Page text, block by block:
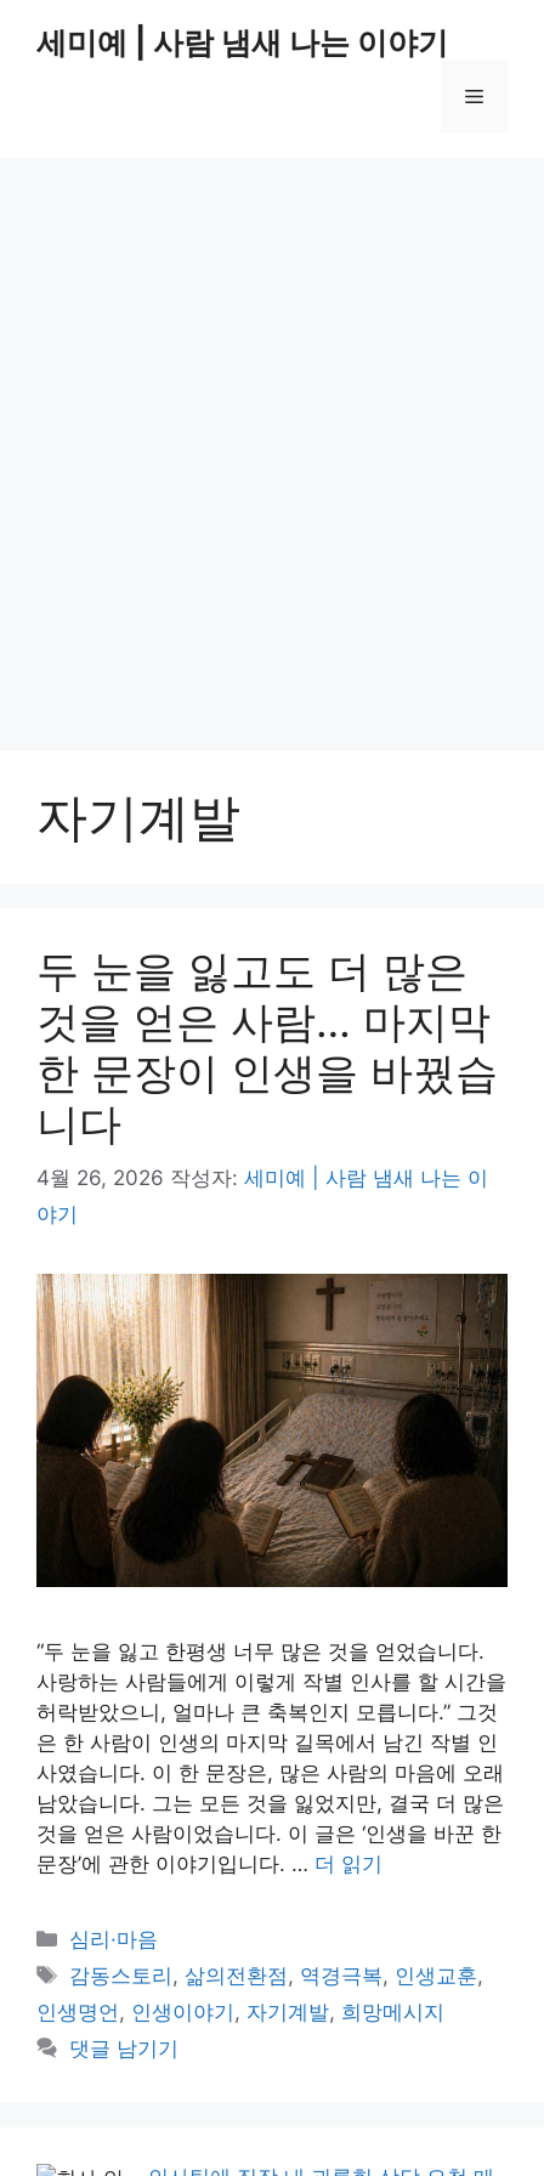
세미예 | 사람 냄새 나는 이야기
메
자기계발
두 눈을 잃고도 더 많은
것을 얻은 사람… 마지막
한 문장이 인생을 바꿨습
니다
4월 26, 2026 작성자: 세미예 | 사람 냄새 나는 이
야기
“두 눈을 잃고 한평생 너무 많은 것을 얻었습니다.
사랑하는 사람들에게 이렇게 작별 인사를 할 시간을
허락받았으니, 얼마나 큰 축복인지 모릅니다.” 그것
은 한 사람이 인생의 마지막 길목에서 남긴 작별 인
사였습니다. 이 한 문장은, 많은 사람의 마음에 오래
남았습니다. 그는 모든 것을 잃었지만, 결국 더 많은
것을 얻은 사람이었습니다. 이 글은 ‘인생을 바꾼 한
문장’에 관한 이야기입니다. … 더 읽기
카
테
리
심리·마음
태
그
감동스토리 ,삶의전환점, 역경극복, 인생교훈,
인생명언, 인생이야기 , 자기계발, 희망메시지
댓글 남기기